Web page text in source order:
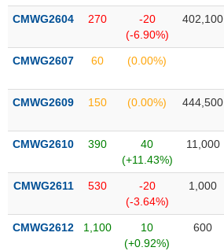
Niêm
mới
yết
sung
niêm
yết
Theo
dõi
CMWG2604 270
-20
(-6.90%)
402,100
CMWG2607 60 (0.00%)
CMWG2609 150 (0.00%) 444,500
CMWG2610 390
40
(+11.43%)
11,000
CMWG2611 530
-20
(-3.64%)
1,000
CMWG2612 1,100
10
(+0.92%)
600
PHIẾU
PHÁI
TRÁI
CÔNG